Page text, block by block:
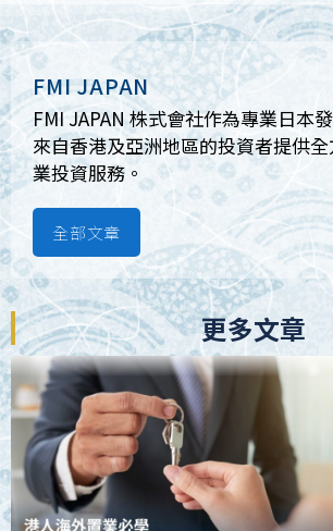
FMI JAPAN
FMI JAPAN 株式會社作為專業日本
來自香港及亞洲地區的投資者提供
業投資服務。
全部文章
更多文章